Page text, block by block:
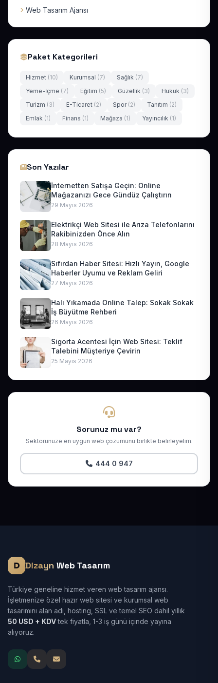
Web Tasarım Ajansı
Paket Kategorileri
Hizmet (10) Kurumsal (7) Sağlık (7)
Yeme-İçme (7) Eğitim (5) Güzellik (3) Hukuk (3)
Turizm (3) E-Ticaret (2) Spor (2) Tanıtım (2)
Emlak (1) Finans (1) Mağaza (1) Yayıncılık (1)
Son Yazılar
İnternetten Satışa Geçin: Online
Mağazanızı Gece Gündüz Çalıştırın
29 Mayıs 2026
Elektrikçi Web Sitesi ile Arıza Telefonlarını
Rakibinizden Önce Alın
28 Mayıs 2026
Sıfırdan Haber Sitesi: Hızlı Yayın, Google
Haberler Uyumu ve Reklam Geliri
27 Mayıs 2026
Halı Yıkamada Online Talep: Sokak Sokak
İş Büyütme Rehberi
26 Mayıs 2026
Sigorta Acentesi İçin Web Sitesi: Teklif
Talebini Müşteriye Çevirin
25 Mayıs 2026
Sorunuz mu var?
Sektörünüze en uygun web çözümünü birlikte belirleyelim.
444 0 947
Dizayn Web Tasarım
Türkiye geneline hizmet veren web tasarım ajansı.
İşletmenize özel hazır web sitesi ve kurumsal web
tasarımını alan adı, hosting, SSL ve temel SEO dahil yıllık
50 USD + KDVtek fiyatla, 1-3 iş günü içinde yayına
alıyoruz.